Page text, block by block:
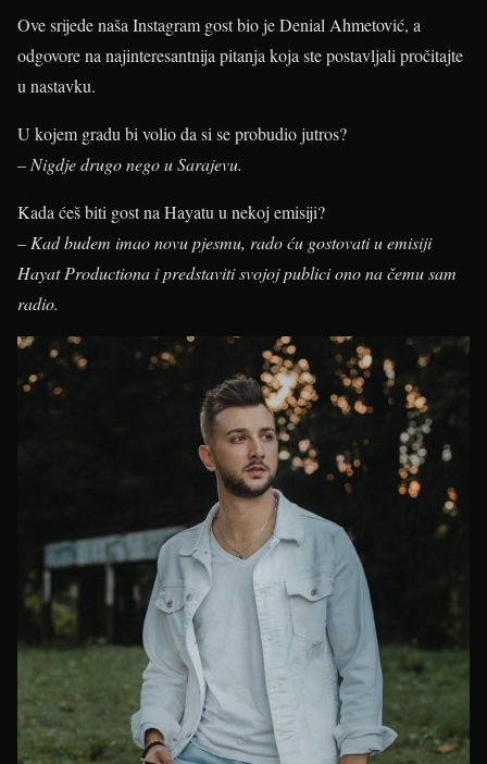
Ove srijede naša Instagram gost bio je Denial Ahmetović, a
odgovore na najinteresantnija pitanja koja ste postavljali pročitajte
u nastavku.
U kojem gradu bi volio da si se probudio jutros?
– Nigdje drugo nego u Sarajevu.
Kada ćeš biti gost na Hayatu u nekoj emisiji?
– Kad budem imao novu pjesmu, rado ću gostovati u emisiji
Hayat Productiona i predstaviti svojoj publici ono na čemu sam
radio.